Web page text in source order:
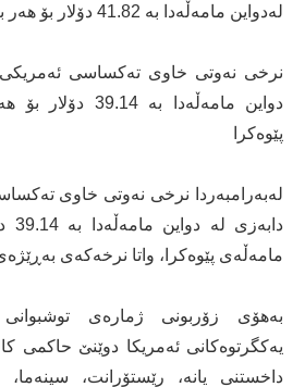
لەدواین مامەڵەدا بە 41.82 دۆلار بۆ هەر بەرمیلێک فرۆشرا.
دواین مامەڵەدا
پێوەکرا
مامەڵەی پێوەکرا، واتا نرخەکەی بەڕێژەی 2.39%
بەهۆی زۆربونی ژمارەی توشبوانی
یەکگرتوەکانی ئەمریکا دوێنێ حاکمی
داخستنی یانە، رێستۆرانت، سینەما،